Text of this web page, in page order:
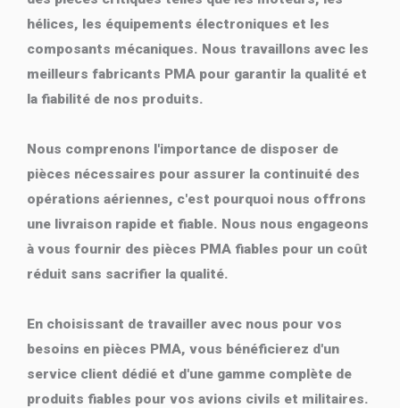
hélices, les équipements électroniques et les
composants mécaniques. Nous travaillons avec les
meilleurs fabricants PMA pour garantir la qualité et
la fiabilité de nos produits.
Nous comprenons l'importance de disposer de
pièces nécessaires pour assurer la continuité des
opérations aériennes, c'est pourquoi nous offrons
une livraison rapide et fiable. Nous nous engageons
à vous fournir des pièces PMA fiables pour un coût
réduit sans sacrifier la qualité.
En choisissant de travailler avec nous pour vos
besoins en pièces PMA, vous bénéficierez d'un
service client dédié et d'une gamme complète de
produits fiables pour vos avions civils et militaires.